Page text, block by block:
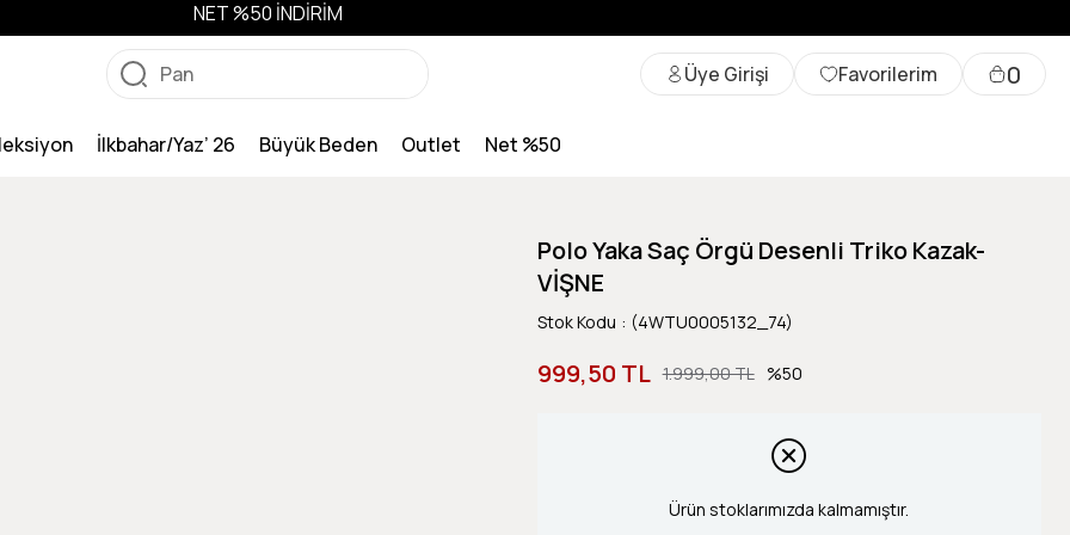
NET %50 İNDİRİM
Üye Girişi Favorilerim 0
İlkbahar/Yaz’ 26 Büyük Beden Outlet Net %50
Polo Yaka Saç Örgü Desenli Triko Kazak-
VİŞNE
Stok Kodu (4WTU0005132_74)
1.999,00 TL
999,50 TL 50
Ürün stoklarımızda kalmamıştır.